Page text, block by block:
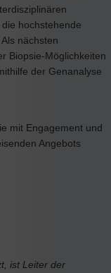
hochstehende
nächsten
Biopsie-Möglichkeiten
der Genanalyse
mit Engagement und
Angebots
ist Leiter der